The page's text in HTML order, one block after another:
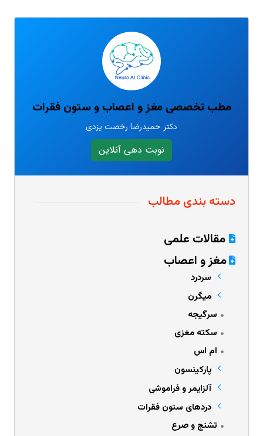
مطب تخصصی مغز و اعصاب و ستون فقرات
دکتر حمیدرضا رخصت یزدی
نوبت دهی آنلاین
دسته بندی مطالب
مقالات علمی
مغز و اعصاب
سردرد
میگرن
سرگیجه
سکته مغزی
ام اس
پارکینسون
آلزایمر و فراموشی
دردهای ستون فقرات
تشنج و صرع